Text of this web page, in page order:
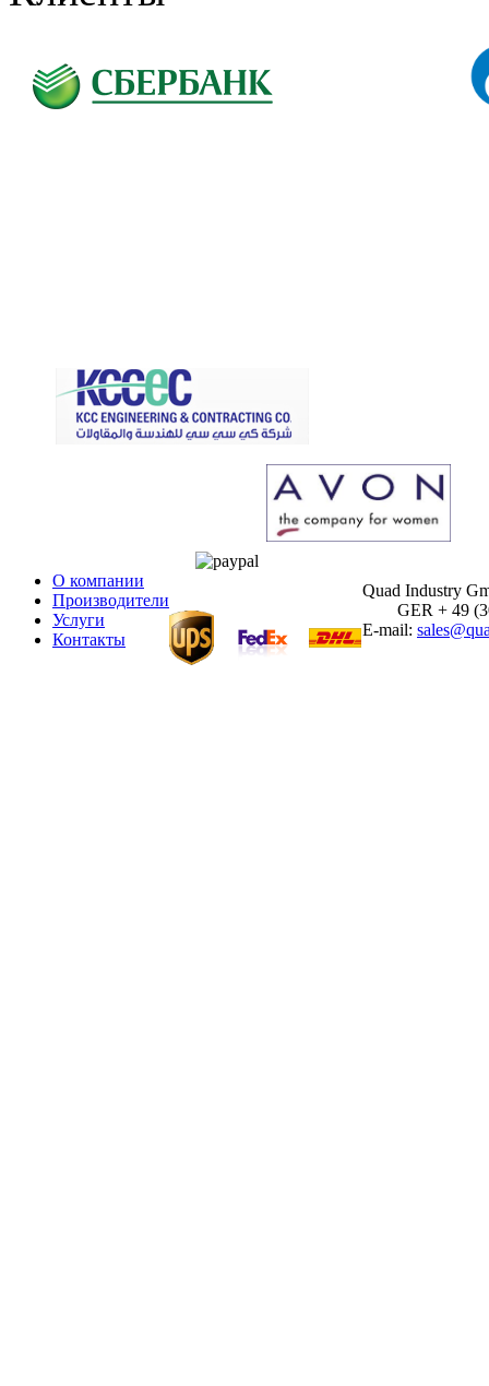
О компании
Производители
Услуги
Контакты
Quad Industry
GER + 49
E-mail: